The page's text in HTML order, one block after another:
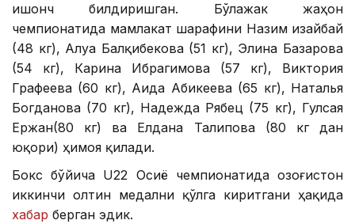
ишонч билдиришган. Бўлажак жаҳон
чемпионатида мамлакат шарафини Назим Қизайбай
(48 кг), Алуа Балқибекова (51 кг), Элина Базарова
(54 кг), Карина Ибрагимова (57 кг), Виктория
Графеева (60 кг), Аида Абикеева (65 кг), Наталья
Богданова (70 кг), Надежда Рябец (75 кг), Гулсая
Ержан(80 кг) ва Елдана Талипова (80 кг дан
юқори) ҳимоя қилади.
Бокс бўйича U22 Осиё чемпионатида Қозоғистон
иккинчи олтин медални қўлга киритгани ҳақида
хабар берган эдик.